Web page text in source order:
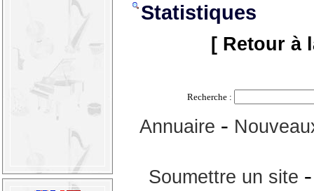
Statistiques
[ Retour à
Recherche :
Annuaire -
Soumettre un site